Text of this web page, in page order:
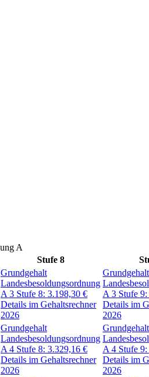
A
Stufe 8
Grundgehalt
Landesbesoldungsordnung
A 3 Stufe 8: 3.198,30 €
Details im Gehaltsrechner
2026
Grundgehalt
A 3 Stufe 9:
Details im
2026
Grundgehalt
Landesbesoldungsordnung
A 4 Stufe 8: 3.329,16 €
Details im Gehaltsrechner
2026
Grundgehalt
A 4 Stufe 9:
Details im
2026